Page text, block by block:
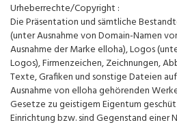
Urheberrechte/Copyright :
Die Präsentation und sämtliche
(unter Ausnahme von Domain-Namen
Ausnahme der Marke elloha), Logos
Logos), Firmenzeichen, Zeichnungen,
Texte, Grafiken und sonstige Dateien
Ausnahme von elloha gehörenden
Gesetze zu geistigem Eigentum
Einrichtung bzw. sind Gegenstand einer